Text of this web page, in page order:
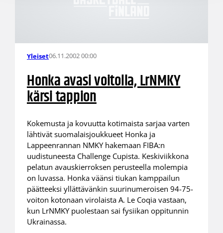
Yleiset06.11.2002 00:00
Honka avasi voitolla, LrNMKY
kärsi tappion
Kokemusta ja kovuutta kotimaista sarjaa varten
lähtivät suomalaisjoukkueet Honka ja
Lappeenrannan NMKY hakemaan FIBA:n
uudistuneesta Challenge Cupista. Keskiviikkona
pelatun avauskierroksen perusteella molempia
on luvassa. Honka väänsi tiukan kamppailun
päätteeksi yllättävänkin suurinumeroisen 94-75-
voiton kotonaan virolaista A. Le Coqia vastaan,
kun LrNMKY puolestaan sai fysiikan oppitunnin
Ukrainassa.